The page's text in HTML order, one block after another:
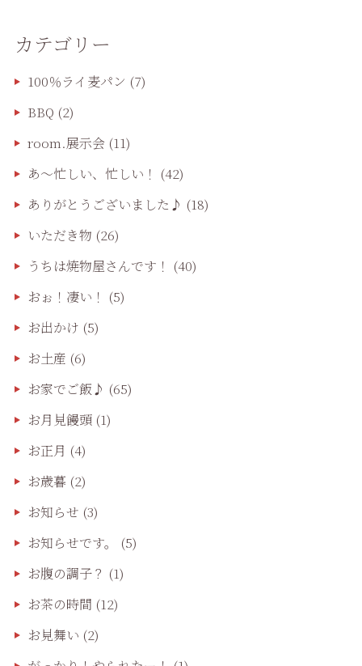
カテゴリー
100％ライ麦パン (7)
BBQ (2)
room.展示会(11)
あ〜忙しい、忙しい！ (42)
ありがとうございました♪ (18)
いただき物 (26)
うちは焼物屋さんです！ (40)
おぉ！凄い！ (5)
お出かけ (5)
お土産 (6)
お家でご飯♪ (65)
お月見饅頭(1)
お正月 (4)
お歳暮 (2)
お知らせ (3)
お知らせです。
(5)
お腹の調子？ (1)
お茶の時間 (12)
お見舞い (2)